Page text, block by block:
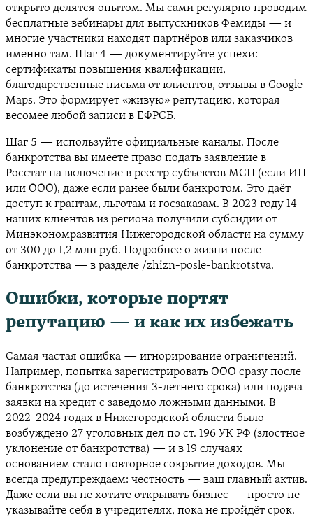
открыто делятся опытом. Мы сами регулярно проводим
бесплатные вебинары для выпускников Фемиды — и
многие участники находят партнёров или заказчиков
именно там. Шаг 4 — документируйте успехи:
сертификаты повышения квалификации,
благодарственные письма от клиентов, отзывы в Google
Maps. Это формирует «живую» репутацию, которая
весомее любой записи в ЕФРСБ.
Шаг 5 — используйте официальные каналы. После
банкротства вы имеете право подать заявление в
Росстат на включение в реестр субъектов МСП (если ИП
или ООО), даже если ранее были банкротом. Это даёт
доступ к грантам, льготам и госзаказам. В 2023 году 14
наших клиентов из региона получили субсидии от
Минэкономразвития Нижегородской области на сумму
от 300 до 1,2 млн руб. Подробнее о жизни после
банкротства — в разделе /zhizn-posle-bankrotstva.
Ошибки, которые портят
репутацию — и как их избежать
Самая частая ошибка — игнорирование ограничений.
Например, попытка зарегистрировать ООО сразу после
банкротства (до истечения 3-летнего срока) или подача
заявки на кредит с заведомо ложными данными. В
2022–2024 годах в Нижегородской области было
возбуждено 27 уголовных дел по ст. 196 УК РФ (злостное
уклонение от банкротства) — и в 19 случаях
основанием стало повторное сокрытие доходов. Мы
всегда предупреждаем: честность — ваш главный актив.
Даже если вы не хотите открывать бизнес — просто не
указывайте себя в учредителях, пока не пройдёт срок.